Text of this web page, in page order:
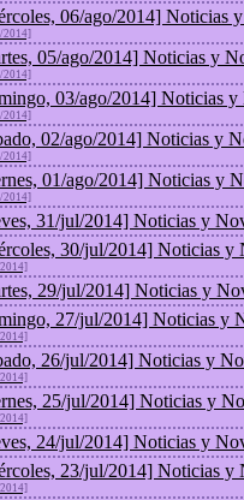
06/ago/2014] Noticias
2014]
05/ago/2014] Noticias y
2014]
03/ago/2014] Noticias y
2014]
02/ago/2014] Noticias y
2014]
01/ago/2014] Noticias y
2014]
31/jul/2014] Noticias y
30/jul/2014] Noticias y
29/jul/2014] Noticias y
27/jul/2014] Noticias y
26/jul/2014] Noticias y
25/jul/2014] Noticias y
24/jul/2014] Noticias y
23/jul/2014] Noticias y